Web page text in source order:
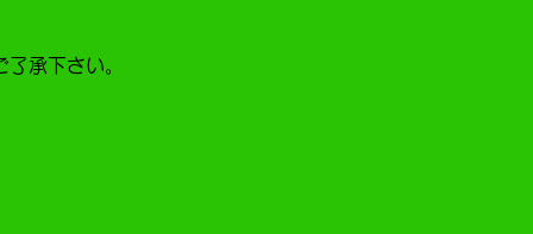
承下さい。